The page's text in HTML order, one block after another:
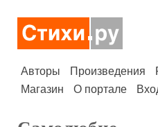
Авторы Произведения
Магазин
О портале